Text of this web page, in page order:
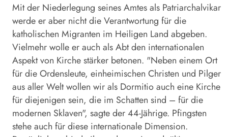
Mit der Niederlegung seines Amtes als Patriarchalvikar
werde er aber nicht die Verantwortung für die
katholischen Migranten im Heiligen Land abgeben.
Vielmehr wolle er auch als Abt den internationalen
Aspekt von Kirche stärker betonen. "Neben einem Ort
für die Ordensleute, einheimischen Christen und Pilger
aus aller Welt wollen wir als Dormitio auch eine Kirche
für diejenigen sein, die im Schatten sind – für die
modernen Sklaven", sagte der 44-Jährige. Pfingsten
stehe auch für diese internationale Dimension.